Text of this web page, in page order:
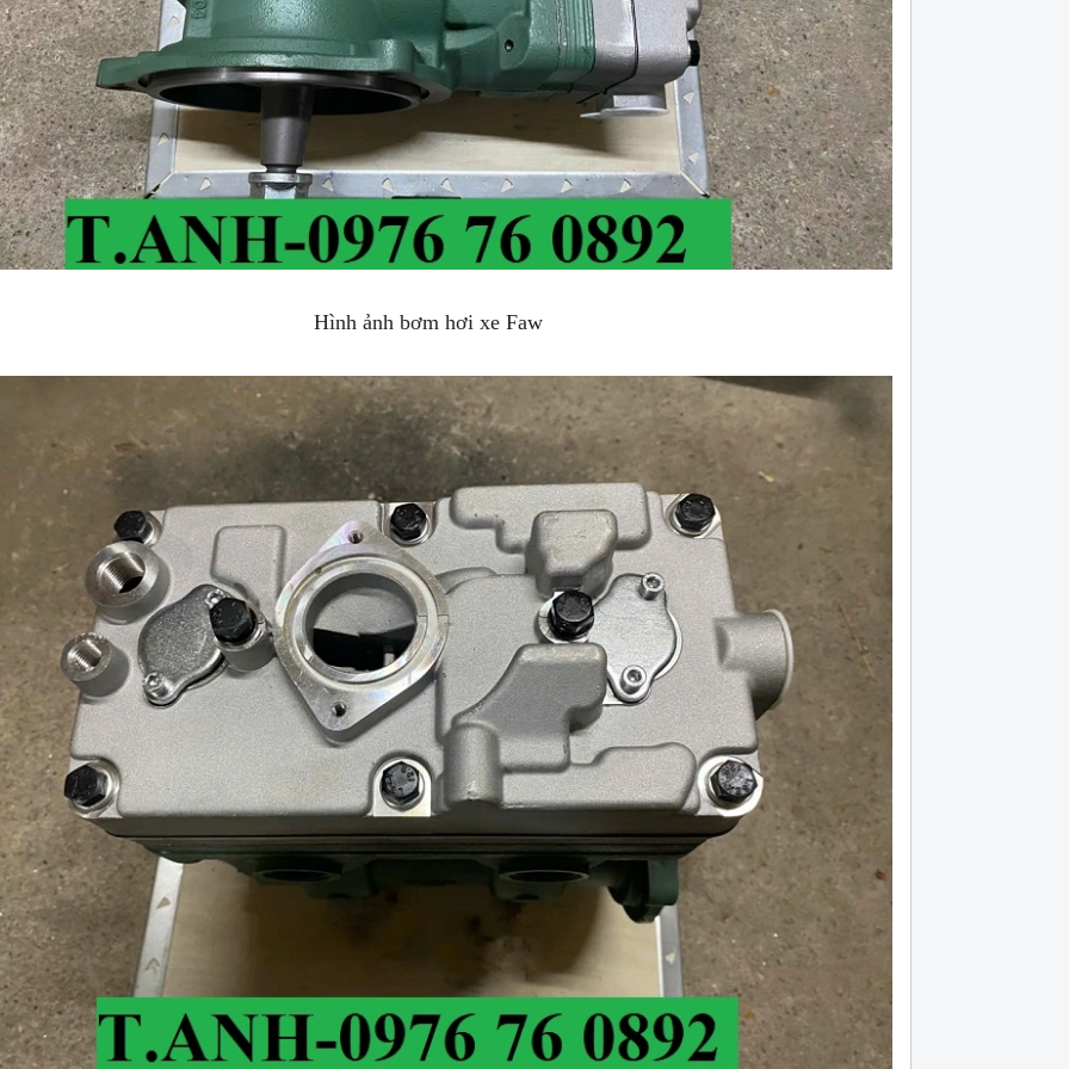
hơi sau cabin chenglong
(24/7): 0976.760.892
LÁ CÔN HYUNDAI COUNTY BẢN 300, 14
RĂNG ÓC 35MM CHÍNH HNAGX
Hotline (24/7): 0976.760.892
lá côn huyndai hd 120 máy d6ga bản 395,
18 răng
Hotline (24/7): 0976.760.892
Hình ảnh bơm hơi xe Faw